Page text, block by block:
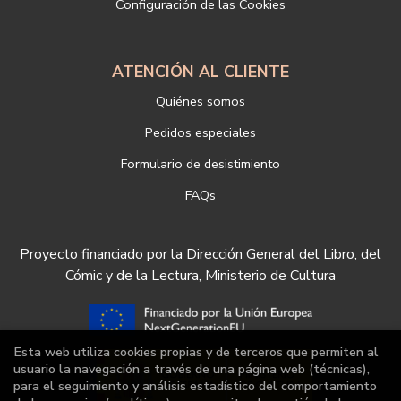
https://www.libreriadeportiva.com/proteccion-de-datos
Configuración de las Cookies
ATENCIÓN AL CLIENTE
Quiénes somos
Pedidos especiales
Formulario de desistimiento
FAQs
Proyecto financiado por la Dirección General del Libro, del
Cómic y de la Lectura, Ministerio de Cultura
Esta web utiliza cookies propias y de terceros que permiten al
usuario la navegación a través de una página web (técnicas),
para el seguimiento y análisis estadístico del comportamiento